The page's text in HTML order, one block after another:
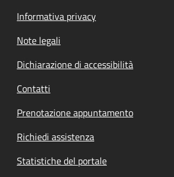
Informativa privacy
Note legali
Dichiarazione di accessibilità
Contatti
Prenotazione appuntamento
Richiedi assistenza
Statistiche del portale